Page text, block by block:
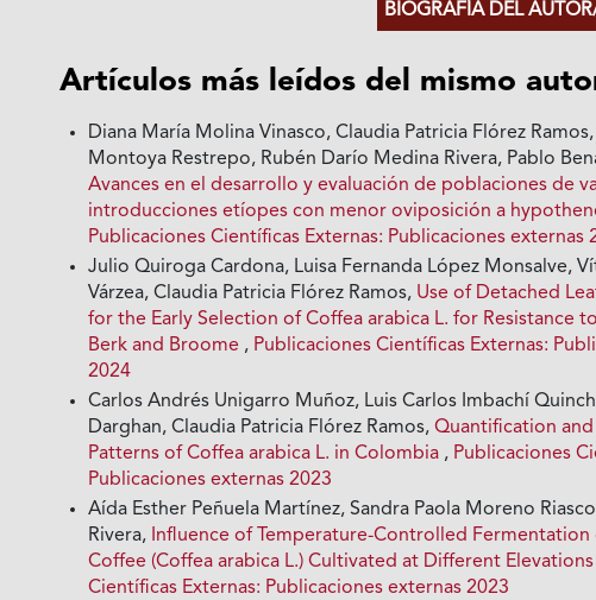
BIOGRAFÍA DEL
Artículos más leídos del mismo
Diana María Molina Vinasco, Claudia Patricia Flórez
Montoya Restrepo, Rubén Darío Medina Rivera, Pablo
Avances en el desarrollo y evaluación de poblaciones de
introducciones etíopes con menor oviposición a
Publicaciones Científicas Externas: Publicaciones externas
Julio Quiroga Cardona, Luisa Fernanda López Monsalve,
Várzea, Claudia Patricia Flórez Ramos, Use of Detached
for the Early Selection of Coffea arabica L. for Resistance
Berk and Broome , Publicaciones Científicas Externas:
2024
Carlos Andrés Unigarro Muñoz, Luis Carlos Imbachí
Darghan, Claudia Patricia Flórez Ramos,Quantification
Patterns of Coffea arabica L. in Colombia , Publicaciones
Publicaciones externas 2023
Aída Esther Peñuela Martínez, Sandra Paola Moreno
Rivera, Influence of Temperature-Controlled
Coffee (Coffea arabica L.) Cultivated at Different Elevations
Científicas Externas: Publicaciones externas 2023